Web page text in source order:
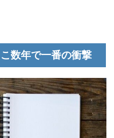
数年で一番の衝撃